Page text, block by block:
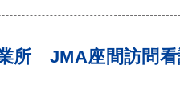
所 JMA座間訪問看